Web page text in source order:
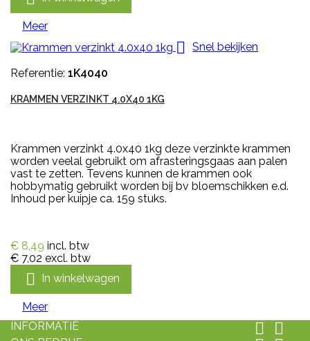
Meer
 Snel bekijken
Referentie: 1K4040
KRAMMEN VERZINKT 4.0X40 1KG
Krammen verzinkt 4.0x40 1kg deze verzinkte krammen
worden veelal gebruikt om afrasteringsgaas aan palen
vast te zetten. Tevens kunnen de krammen ook
hobbymatig gebruikt worden bij bv bloemschikken e.d.
Inhoud per kuipje ca. 159 stuks.
€ 8,49 incl. btw
€ 7,02 excl. btw
 In winkelwagen
Meer
INFORMATIE
 